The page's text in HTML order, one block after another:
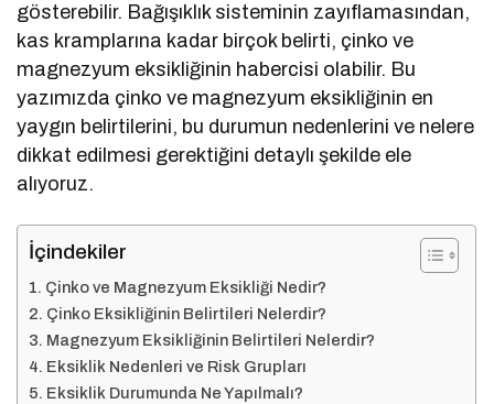
gösterebilir. Bağışıklık sisteminin zayıflamasından,
kas kramplarına kadar birçok belirti, çinko ve
magnezyum eksikliğinin habercisi olabilir. Bu
yazımızda çinko ve magnezyum eksikliğinin en
yaygın belirtilerini, bu durumun nedenlerini ve nelere
dikkat edilmesi gerektiğini detaylı şekilde ele
alıyoruz.
İçindekiler
Çinko ve Magnezyum Eksikliği Nedir?
Çinko Eksikliğinin Belirtileri Nelerdir?
Magnezyum Eksikliğinin Belirtileri Nelerdir?
Eksiklik Nedenleri ve Risk Grupları
Eksiklik Durumunda Ne Yapılmalı?